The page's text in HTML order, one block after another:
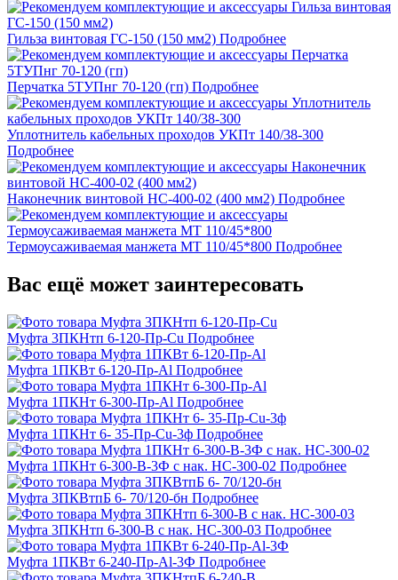
Гильза винтовая ГС-150 (150 мм2) Подробнее
Перчатка 5ТУПнг 70-120 (гп) Подробнее
Уплотнитель кабельных проходов УКПт 140/38-300
Подробнее
Наконечник винтовой НС-400-02 (400 мм2) Подробнее
Термоусаживаемая манжета МТ 110/45*800 Подробнее
Вас ещё может заинтересовать
Муфта 3ПКНтп 6-120-Пр-Cu Подробнее
Муфта 1ПКВт 6-120-Пр-Al Подробнее
Муфта 1ПКНт 6-300-Пр-Al Подробнее
Муфта 1ПКНт 6- 35-Пр-Cu-3ф Подробнее
Муфта 1ПКНт 6-300-В-3Ф с нак. НС-300-02 Подробнее
Муфта 3ПКВтпБ 6- 70/120-бн Подробнее
Муфта 3ПКНтп 6-300-В с нак. НС-300-03 Подробнее
Муфта 1ПКВт 6-240-Пр-Al-3Ф Подробнее